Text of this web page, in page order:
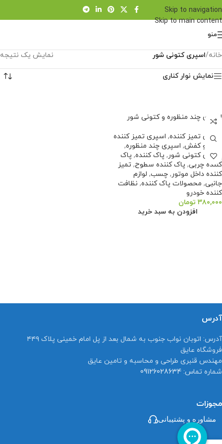
Skip to navigation
Skip to main content
منو
خانه/اسپری کتونی شور نمایش یک نتیجه
نمایش نوار کناری
اسپری چند منظوره و کتونی شور
اسپری تمیز کننده, اسپری تمیز کننده
کیف و کفش, اسپری چند منظوره,
اسپری کتونی شور, پاک کننده, پاک
کننده چربی, پاک کننده سطوح, تمیز
کننده داخل موتور, چسب, لوازم
جانبی, محصولات پاک کننده, نظافت
کننده خودرو
۳۸۰,۰۰۰ تومان
افزودن به سبد خرید
مشاوره و پشتیبانی
آدرس
آدرس:
اتوبان نواب جنوب به شمال بعد از پل امام خمینی پلاک ۴۴۹
فروشگاه عایق
مهندس قنبری طراحی و محاسبه و تامین عایق
شماره تماس: 09126028634
مجوزات